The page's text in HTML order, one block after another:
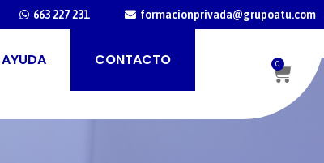
663 227 231 formacionprivada@grupoatu.com
AYUDA CONTACTO 0